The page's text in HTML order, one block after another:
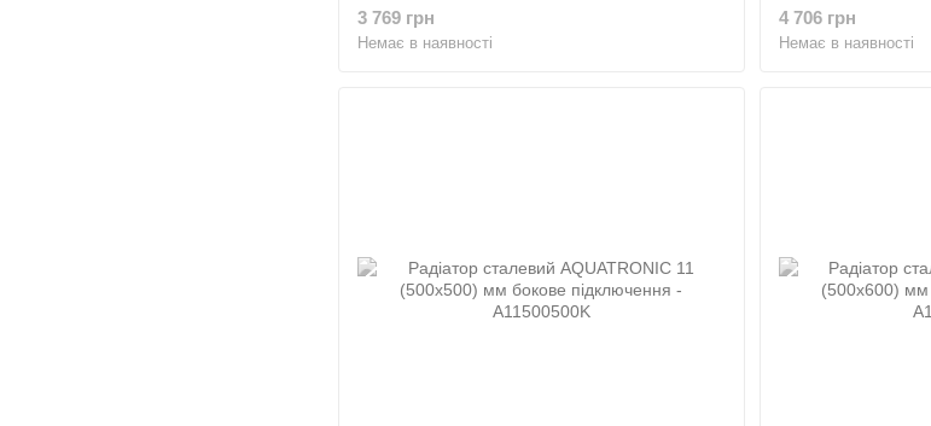
3 769 грн
Немає в наявності
4 706 грн
Немає в наявності